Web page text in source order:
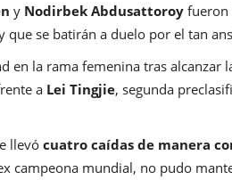
y Nodirbek Abdusattoroy fueron
que se batirán a duelo por el tan
en la rama femenina tras alcanzar
a Lei Tingjie, segunda
llevó cuatro caídas de manera
campeona mundial, no pudo